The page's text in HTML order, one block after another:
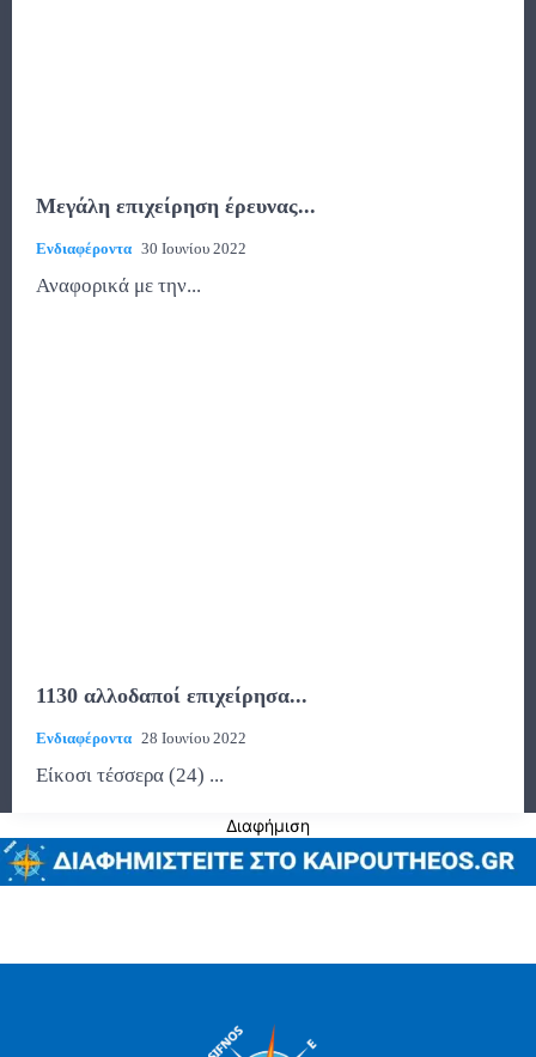
Μεγάλη επιχείρηση έρευνας...
Ενδιαφέροντα 30 Ιουνίου 2022
Αναφορικά με την...
1130 αλλοδαποί επιχείρησα...
Ενδιαφέροντα 28 Ιουνίου 2022
Είκοσι τέσσερα (24) ...
Διαφήμιση